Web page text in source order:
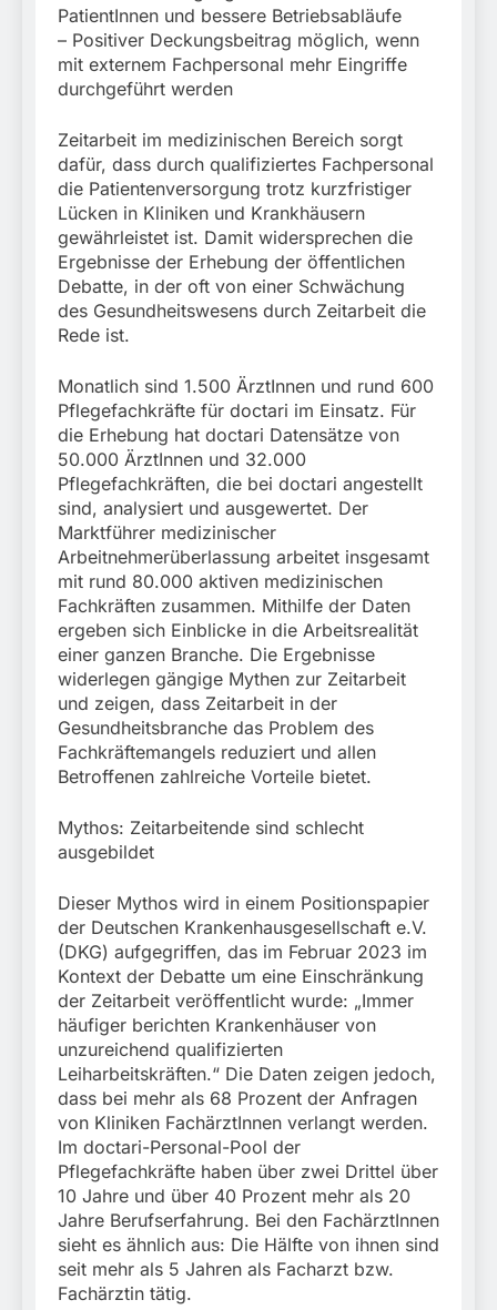
stellt Auto sicher
Einreise mit dem
Kraftfahrzeug/Bundespolizei
weist Beschuldigten nach
Moldau zurück
3. August 2026
PatientInnen und bessere Betriebsabläufe
– Positiver Deckungsbeitrag möglich, wenn
mit externem Fachpersonal mehr Eingriffe
durchgeführt werden
Zeitarbeit im medizinischen Bereich sorgt
dafür, dass durch qualifiziertes Fachpersonal
die Patientenversorgung trotz kurzfristiger
Lücken in Kliniken und Krankhäusern
gewährleistet ist. Damit widersprechen die
Ergebnisse der Erhebung der öffentlichen
Debatte, in der oft von einer Schwächung
des Gesundheitswesens durch Zeitarbeit die
Rede ist.
Monatlich sind 1.500 ÄrztInnen und rund 600
Pflegefachkräfte für doctari im Einsatz. Für
die Erhebung hat doctari Datensätze von
50.000 ÄrztInnen und 32.000
Pflegefachkräften, die bei doctari angestellt
sind, analysiert und ausgewertet. Der
Marktführer medizinischer
Arbeitnehmerüberlassung arbeitet insgesamt
mit rund 80.000 aktiven medizinischen
Fachkräften zusammen. Mithilfe der Daten
ergeben sich Einblicke in die Arbeitsrealität
einer ganzen Branche. Die Ergebnisse
widerlegen gängige Mythen zur Zeitarbeit
und zeigen, dass Zeitarbeit in der
Gesundheitsbranche das Problem des
Fachkräftemangels reduziert und allen
Betroffenen zahlreiche Vorteile bietet.
Mythos: Zeitarbeitende sind schlecht
ausgebildet
Dieser Mythos wird in einem Positionspapier
der Deutschen Krankenhausgesellschaft e.V.
(DKG) aufgegriffen, das im Februar 2023 im
Kontext der Debatte um eine Einschränkung
der Zeitarbeit veröffentlicht wurde: „Immer
häufiger berichten Krankenhäuser von
unzureichend qualifizierten
Leiharbeitskräften.“ Die Daten zeigen jedoch,
dass bei mehr als 68 Prozent der Anfragen
von Kliniken FachärztInnen verlangt werden.
Im doctari-Personal-Pool der
Pflegefachkräfte haben über zwei Drittel über
10 Jahre und über 40 Prozent mehr als 20
Jahre Berufserfahrung. Bei den FachärztInnen
sieht es ähnlich aus: Die Hälfte von ihnen sind
seit mehr als 5 Jahren als Facharzt bzw.
Fachärztin tätig.